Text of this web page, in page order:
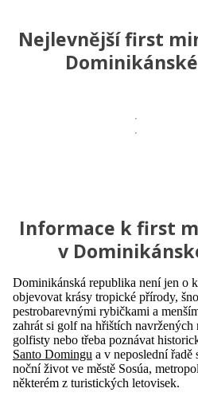
Nejlevnější first
Informace k first
v
Dominikánská republika není jen o
objevovat krásy tropické přírody,
pestrobarevnými rybičkami a
zahrát si golf na hřištích navržených
golfisty nebo třeba poznávat
Santo Domingu a v neposlední řadě
noční život ve městě Sosúa,
některém z turistických letovisek.